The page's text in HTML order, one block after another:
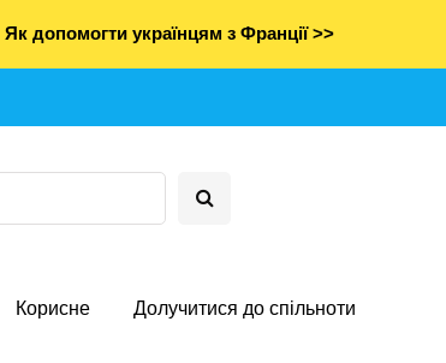
Як допомогти українцям з Франції >>
Корисне Долучитися до спільноти